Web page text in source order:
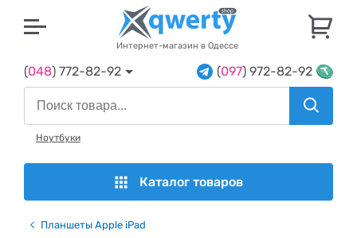
Интернет-магазин в Одессе
(048) 772-82-92 (097) 972-82-92
Ноутбуки
Каталог товаров
Планшеты Apple iPad